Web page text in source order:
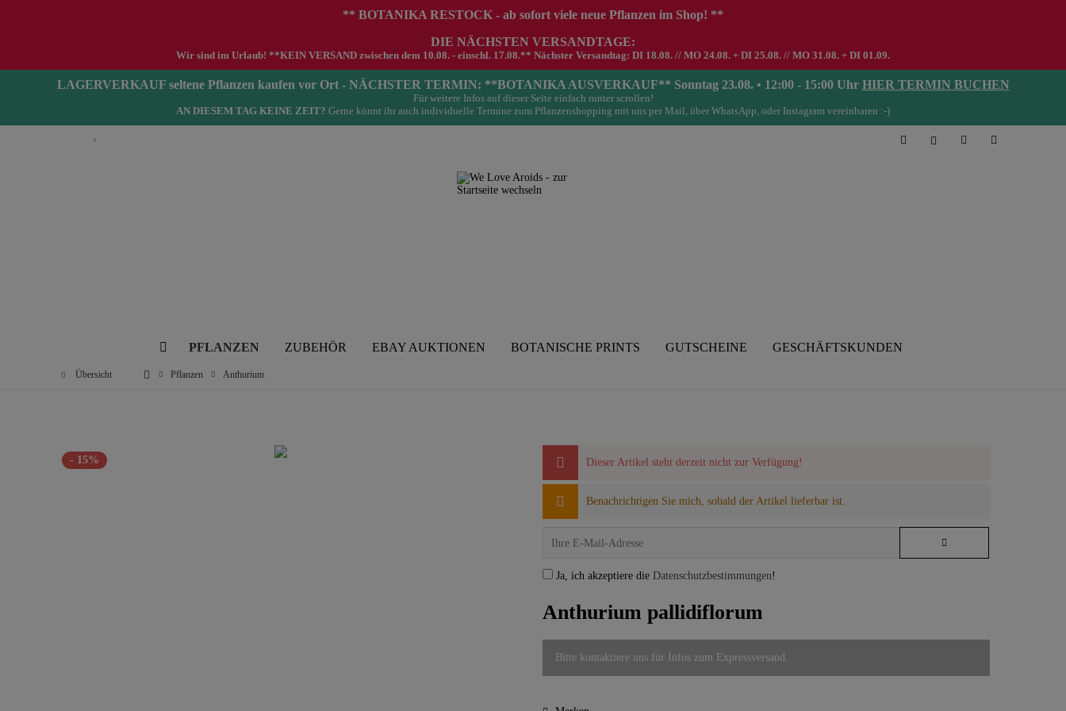
** BOTANIKA RESTOCK - ab sofort viele neue Pflanzen im Shop! **
DIE NÄCHSTEN VERSANDTAGE:
Wir sind im Urlaub! **KEIN VERSAND zwischen dem 10.08. - einschl. 17.08.** Nächster Versandtag: DI 18.08. // MO 24.08. + DI 25.08. // MO 31.08. + DI 01.09.
LAGERVERKAUF seltene Pflanzen kaufen vor Ort - NÄCHSTER TERMIN: **BOTANIKA AUSVERKAUF** Sonntag 23.08. • 12:00 - 15:00 Uhr HIER TERMIN BUCHEN
Für weitere Infos auf dieser Seite einfach runter scrollen!
AN DIESEM TAG KEINE ZEIT? Gerne könnt ihr auch individuelle Termine zum Pflanzenshopping mit uns per Mail, über WhatsApp, oder Instagram vereinbaren :-)
PFLANZEN ZUBEHÖR EBAY AUKTIONEN BOTANISCHE PRINTS GUTSCHEINE GESCHÄFTSKUNDEN
Übersicht Pflanzen Anthurium
- 15% Dieser Artikel steht derzeit nicht zur Verfügung!
Benachrichtigen Sie mich, sobald der Artikel lieferbar ist.
Ja, ich akzeptiere die Datenschutzbestimmungen!
Anthurium pallidiflorum
Bitte kontaktiere uns für Infos zum Expressversand.